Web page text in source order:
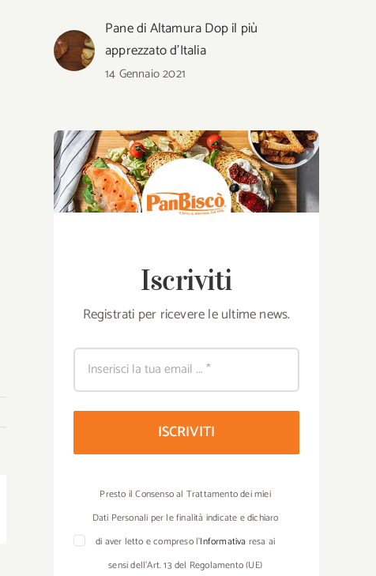
Pane di Altamura Dop il più
apprezzato d’Italia
14 Gennaio 2021
Iscriviti
Registrati per ricevere le ultime news.
ISCRIVITI
Presto il Consenso al Trattamento dei miei
Dati Personali per le finalità indicate e dichiaro
di aver letto e compreso l’Informativa resa ai
sensi dell’Art. 13 del Regolamento (UE)